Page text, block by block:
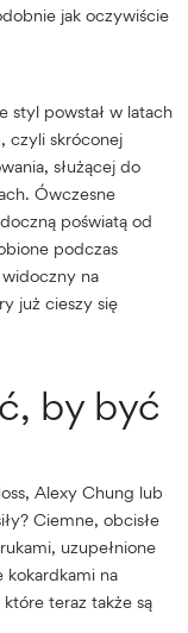
jak oczywiście
styl powstał w latach
czyli skróconej
służącej do
Ówczesne
poświatą od
podczas
na
już cieszy się
by być
Alexy Chung lub
Ciemne, obcisłe
uzupełnione
kokardkami na
teraz także są